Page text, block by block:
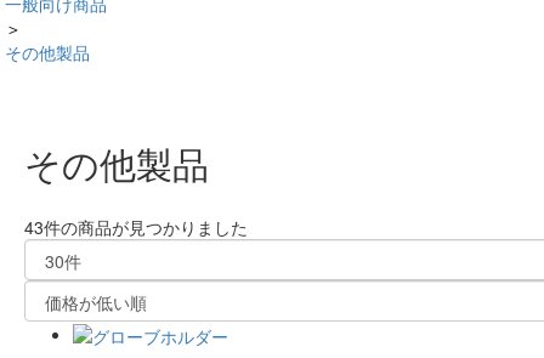
＞
その他製品
その他製品
43件の商品が見つかりました